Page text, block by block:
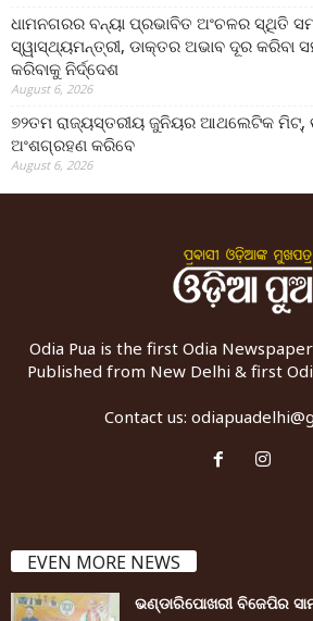
ଧାମନଗରର ବନ୍ୟା ପ୍ରଭାବିତ ଅଂଚଳର ସ୍ଥିତି
ସ୍ୱାସ୍ଥ୍ୟମନ୍ତ୍ରୀ, ଡାକ୍ତର ଅଭାବ ଦୂର କରିବା
କରିବାକୁ ନିର୍ଦ୍ଦେଶ
August 6, 2026
୭୨ତମ ରାଜ୍ୟସ୍ତରୀୟ ଜୁନିୟର ଆଥଲେଟିକ
ଅଂଶଗ୍ରହଣ କରିବେ
August 6, 2026
Odia Pua is the first Odia
Published from New Delhi & first
Contact us:
EVEN MORE NEWS
ଭଣ୍ଡାରିପୋଖରୀ ବିଜେପିର